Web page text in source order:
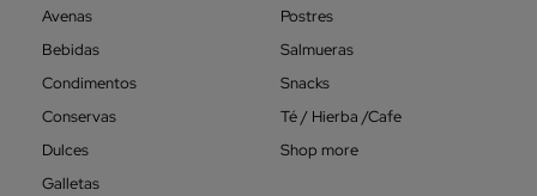
Avenas
Bebidas
Condimentos
Conservas
Dulces
Galletas
Postres
Salmueras
Snacks
Té / Hierba /Cafe
Shop more